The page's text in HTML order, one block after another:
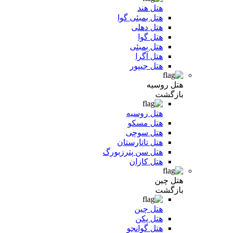
هتل هند
هتل بمبئی گوا
هتل دهلی
هتل گوا
هتل بمبئی
هتل آگرا
هتل جیپور
هتل روسیه
بازگشت
هتل روسیه
هتل مسکو
هتل سوچی
هتل تاتارستان
هتل سن پترزبورگ
هتل کازان
هتل چین
بازگشت
هتل چین
هتل پکن
هتل گوانجو